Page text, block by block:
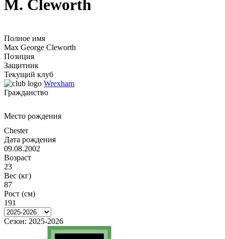
M. Cleworth
Полное имя
Max George Cleworth
Позиция
Защитник
Текущий клуб
Wrexham
Гражданство
Место рождения
Chester
Дата рождения
09.08.2002
Возраст
23
Вес (кг)
87
Рост (см)
191
Сезон: 2025-2026